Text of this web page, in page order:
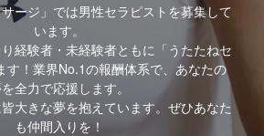
サージ」では男性セラピストを募集して
います。
経験者・未経験者ともに「うたたねセ
す！業界No.1の報酬体系で、あなたの
全力で応援します。
大きな夢を抱えています。ぜひあなた
も仲間入りを！